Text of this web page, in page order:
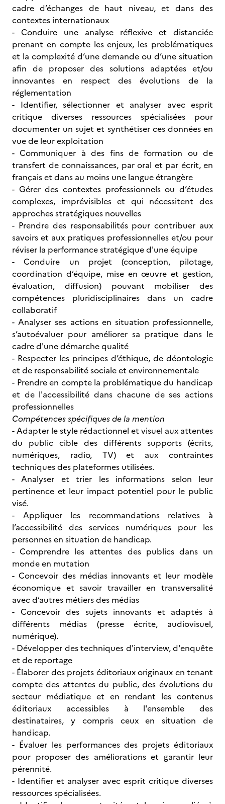
cadre d’échanges de haut niveau, et dans des
contextes internationaux
- Conduire une analyse réflexive et distanciée
prenant en compte les enjeux, les problématiques
et la complexité d’une demande ou d’une situation
afin de proposer des solutions adaptées et/ou
innovantes en respect des évolutions de la
réglementation
- Identifier, sélectionner et analyser avec esprit
critique diverses ressources spécialisées pour
documenter un sujet et synthétiser ces données en
vue de leur exploitation
- Communiquer à des fins de formation ou de
transfert de connaissances, par oral et par écrit, en
français et dans au moins une langue étrangère
- Gérer des contextes professionnels ou d’études
complexes, imprévisibles et qui nécessitent des
approches stratégiques nouvelles
- Prendre des responsabilités pour contribuer aux
savoirs et aux pratiques professionnelles et/ou pour
réviser la performance stratégique d'une équipe
- Conduire un projet (conception, pilotage,
coordination d’équipe, mise en œuvre et gestion,
évaluation, diffusion) pouvant mobiliser des
compétences pluridisciplinaires dans un cadre
collaboratif
- Analyser ses actions en situation professionnelle,
s’autoévaluer pour améliorer sa pratique dans le
cadre d'une démarche qualité
- Respecter les principes d’éthique, de déontologie
et de responsabilité sociale et environnementale
- Prendre en compte la problématique du handicap
et de l'accessibilité dans chacune de ses actions
professionnelles
Compétences spécifiques de la mention
- Adapter le style rédactionnel et visuel aux attentes
du public cible des différents supports (écrits,
numériques, radio, TV) et aux contraintes
techniques des plateformes utilisées.
- Analyser et trier les informations selon leur
pertinence et leur impact potentiel pour le public
visé.
- Appliquer les recommandations relatives à
l’accessibilité des services numériques pour les
personnes en situation de handicap.
- Comprendre les attentes des publics dans un
monde en mutation
- Concevoir des médias innovants et leur modèle
économique et savoir travailler en transversalité
avec d’autres métiers des médias
- Concevoir des sujets innovants et adaptés à
différents médias (presse écrite, audiovisuel,
numérique).
- Développer des techniques d'interview, d'enquête
et de reportage
- Élaborer des projets éditoriaux originaux en tenant
compte des attentes du public, des évolutions du
secteur médiatique et en rendant les contenus
éditoriaux accessibles à l'ensemble des
destinataires, y compris ceux en situation de
handicap.
- Évaluer les performances des projets éditoriaux
pour proposer des améliorations et garantir leur
pérennité.
- Identifier et analyser avec esprit critique diverses
ressources spécialisées.